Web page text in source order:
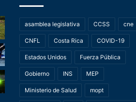
asamblea legislativa CCSS cne
CNFL Costa Rica COVID-19
Estados Unidos Fuerza Pública
Gobierno INS MEP
Ministerio de Salud mopt